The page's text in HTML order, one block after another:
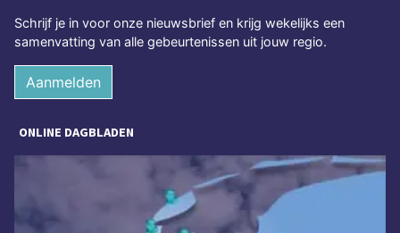
Schrijf je in voor onze nieuwsbrief en krijg wekelijks een
samenvatting van alle gebeurtenissen uit jouw regio.
Aanmelden
ONLINE DAGBLADEN